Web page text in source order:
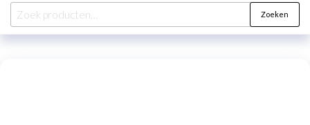
Zoeken